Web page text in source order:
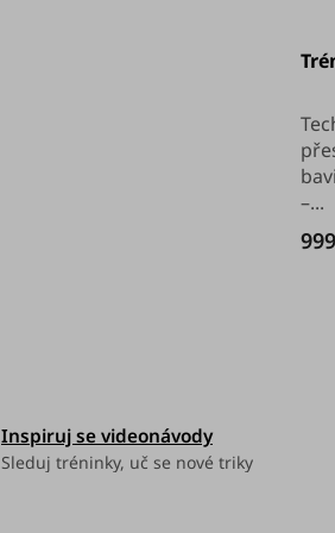
t
ů
z
5
–...
Inspiruj se videonávody
Sleduj tréninky, uč se nové triky